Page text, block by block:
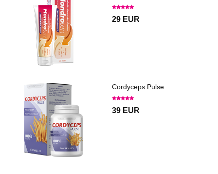
29 EUR
Cordyceps Pulse
39 EUR